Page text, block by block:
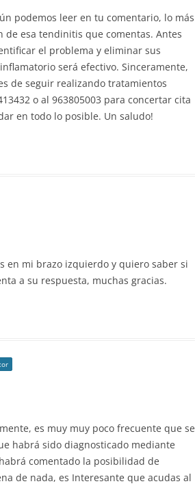
podemos leer en tu comentario, lo más
esa tendinitis que comentas. Antes
el problema y eliminar sus
será efectivo. Sinceramente,
de seguir realizando tratamientos
o al 963805003 para concertar cita
en todo lo posible. Un saludo!
en mi brazo izquierdo y quiero saber si
a su respuesta, muchas gracias.
es muy muy poco frecuente que se
habrá sido diagnosticado mediante
comentado la posibilidad de
de nada, es Interesante que acudas al